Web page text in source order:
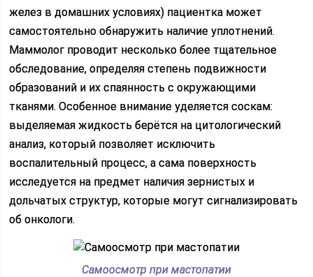
желез в домашних условиях) пациентка может
самостоятельно обнаружить наличие уплотнений.
Маммолог проводит несколько более тщательное
обследование, определяя степень подвижности
образований и их спаянность с окружающими
тканями. Особенное внимание уделяется соскам:
выделяемая жидкость берётся на цитологический
анализ, который позволяет исключить
воспалительный процесс, а сама поверхность
исследуется на предмет наличия зернистых и
дольчатых структур, которые могут сигнализировать
об онкологи.
Самоосмотр при мастопатии